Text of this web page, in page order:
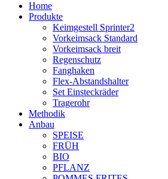
Home
Produkte
Keimgestell Sprinter2
Vorkeimsack Standard
Vorkeimsack breit
Regenschutz
Fanghaken
Flex-Abstandshalter
Set Einsteckräder
Tragerohr
Methodik
Anbau
SPEISE
FRÜH
BIO
PFLANZ